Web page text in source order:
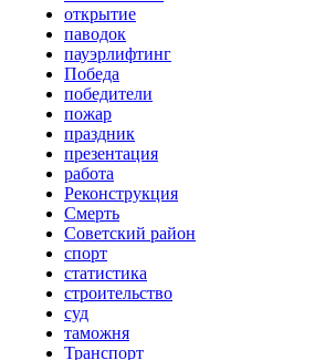
открытие
паводок
пауэрлифтинг
Победа
победители
пожар
праздник
презентация
работа
Реконструкция
Смерть
Советский район
спорт
статистика
строительство
суд
таможня
Транспорт